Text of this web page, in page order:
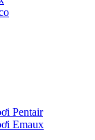
Pentair
Emaux